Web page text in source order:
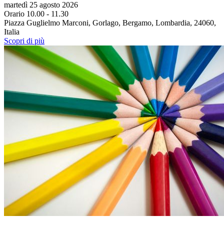
martedì 25 agosto 2026
Orario 10.00 - 11.30
Piazza Guglielmo Marconi, Gorlago, Bergamo, Lombardia, 24060,
Italia
Scopri di più